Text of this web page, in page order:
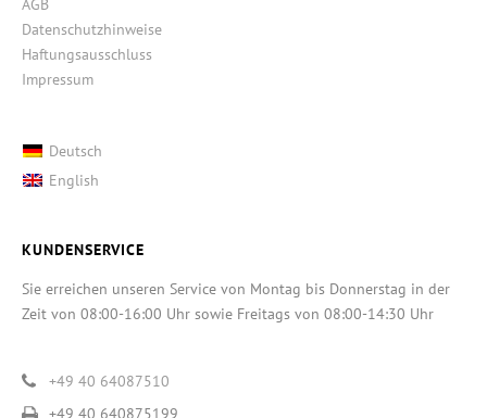
AGB
Datenschutzhinweise
Haftungsausschluss
Impressum
Deutsch
English
KUNDENSERVICE
Sie erreichen unseren Service von Montag bis Donnerstag in der
Zeit von 08:00-16:00 Uhr sowie Freitags von 08:00-14:30 Uhr
+49 40 64087510
+49 40 640875199